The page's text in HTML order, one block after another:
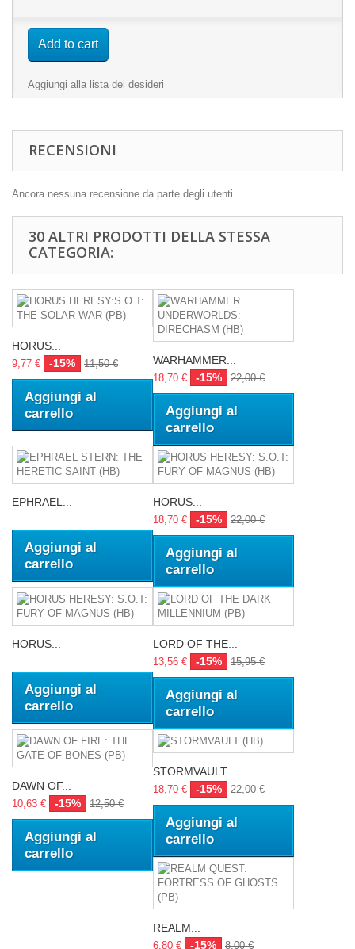
Add to cart
Aggiungi alla lista dei desideri
RECENSIONI
Ancora nessuna recensione da parte degli utenti.
30 ALTRI PRODOTTI DELLA STESSA
CATEGORIA:
HORUS...
9,77 € -15% 11,50 €
Aggiungi al
carrello
WARHAMMER...
18,70 € -15% 22,00 €
Aggiungi al
carrello
EPHRAEL...
Aggiungi al
carrello
HORUS...
18,70 € -15% 22,00 €
Aggiungi al
carrello
HORUS...
Aggiungi al
carrello
LORD OF THE...
13,56 € -15% 15,95 €
Aggiungi al
carrello
DAWN OF...
10,63 € -15% 12,50 €
Aggiungi al
carrello
STORMVAULT...
18,70 € -15% 22,00 €
Aggiungi al
carrello
REALM...
6,80 € -15% 8,00 €